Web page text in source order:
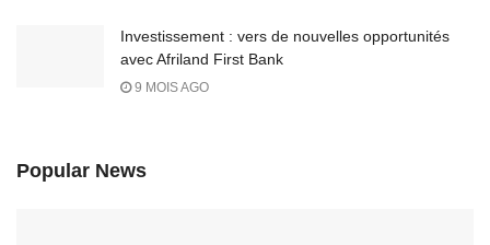
Investissement : vers de nouvelles opportunités
avec Afriland First Bank
9 MOIS AGO
Popular News